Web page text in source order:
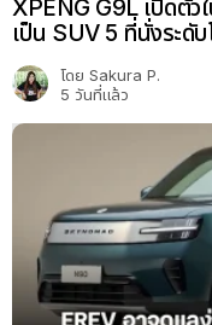
XPENG G9L เปิดตัว
เป็น SUV 5 ที่นั่งระดั
โดย Sakura P.
5 วันที่แล้ว